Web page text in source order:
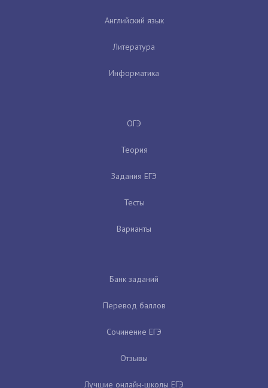
Английский язык
Литература
Информатика
ОГЭ
Теория
Задания ЕГЭ
Тесты
Варианты
Банк заданий
Перевод баллов
Сочинение ЕГЭ
Отзывы
Лучшие онлайн-школы ЕГЭ